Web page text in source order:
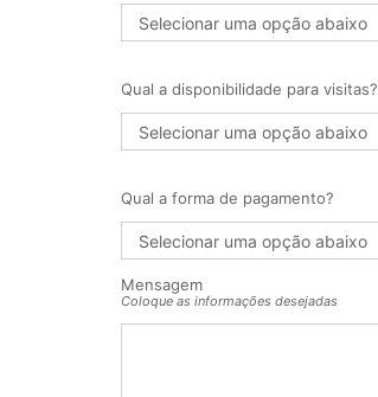
Qual a disponibilidade para visitas?
Qual a forma de pagamento?
Mensagem
Coloque as informações desejadas